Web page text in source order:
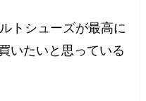
トシューズが最高に
いたいと思っている